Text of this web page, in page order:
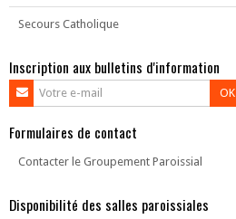
Secours Catholique
Inscription aux bulletins d'information
OK
Formulaires de contact
Contacter le Groupement Paroissial
Disponibilité des salles paroissiales